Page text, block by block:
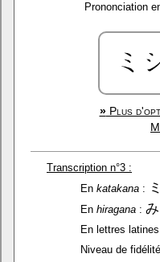
Prononciation
»Plus
Transcription n°3 :
En katakana:
En hiragana:
En lettres
Niveau de